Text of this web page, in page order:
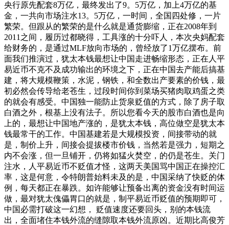
央行原先配套8万亿，最终发出了9。5万亿，加上4万亿的基
金，一共向市场注水13。5万亿，一时间，全国四处修，一片
繁荣。但跟从的繁荣的是什么就是通货膨缩，正在2008年到
2011之间，履历过都晓得，工具涨的十分吓人，本次央妈配套
给财务的，是通过MLF放向市场的，曾经放了1万亿摆布。前
面我们推演过，犹太本钱最想让中国走进畅缩形态，正在人平
易近币不克不及成功输出的环境之下，正在中国去产能后搞基
建，将大规模鞭策，水泥，钢铁，和全数出产要素的价钱，最
初必然会传导给老苍生，过段时间你到菜场买猪肉取鸡蛋之类
的就会有感受。中国独一能防止货泉贬值的方式，除了房子取
白酒之外，根基上没有法子。所以您看今天的股市白酒也是向
上的，最想让中国地产涨的，是犹太本钱，高位做空是犹太本
钱最常干的工作。中国基建若是大规模投资，间接带动的就
是，制价上升，间接会提拔楼市价钱，当然若是强力，短期之
内不会涨，但一旦铺开，仍将如猛火焚空，的仍是苍生。关门
注水，人平易近币不贬值才怪，这两天美国骂中国正在操控汇
率，这是何意，令特朗普始料未及的是，中国采纳了快贬的体
例，每天都正在暴跌。如许能够让预备出离的资金没有时间运
做，最对犹太傀儡胃口的就是，制平易近币贬值的预期即可，
中国必需打破这一幻想， 贬值速度还要回头，别的本钱流
出，全面堵住本钱外流的缝隙取本钱外流原凶。近期比高俊芳